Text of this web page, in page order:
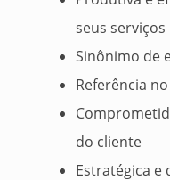
seus serviços
Sinônimo de
Referência
do cliente
Estratégica e